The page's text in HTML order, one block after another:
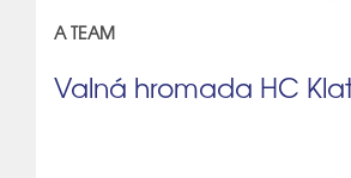
A TEAM
Valná hromada HC